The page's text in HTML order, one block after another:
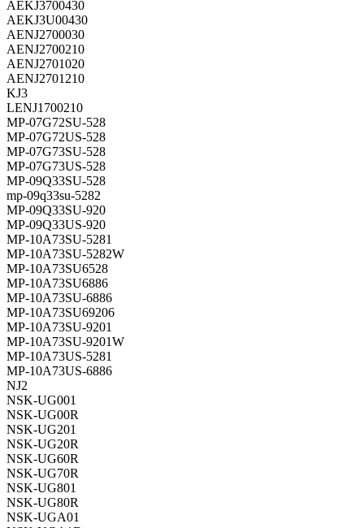
AEKJ3700430
AEKJ3U00430
AENJ2700030
AENJ2700210
AENJ2701020
AENJ2701210
KJ3
LENJ1700210
MP-07G72SU-528
MP-07G72US-528
MP-07G73SU-528
MP-07G73US-528
MP-09Q33SU-528
mp-09q33su-5282
MP-09Q33SU-920
MP-09Q33US-920
MP-10A73SU-5281
MP-10A73SU-5282W
MP-10A73SU6528
MP-10A73SU6886
MP-10A73SU-6886
MP-10A73SU69206
MP-10A73SU-9201
MP-10A73SU-9201W
MP-10A73US-5281
MP-10A73US-6886
NJ2
NSK-UG001
NSK-UG00R
NSK-UG201
NSK-UG20R
NSK-UG60R
NSK-UG70R
NSK-UG801
NSK-UG80R
NSK-UGA01